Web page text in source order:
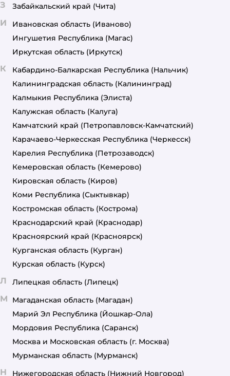
З Забайкальский край (Чита)
И Ивановская область (Иваново)
Ингушетия Республика (Магас)
Иркутская область (Иркутск)
К Кабардино-Балкарская Республика (Нальчик)
Калининградская область (Калининград)
Калмыкия Республика (Элиста)
Калужская область (Калуга)
Камчатский край (Петропавловск-Камчатский)
Карачаево-Черкесская Республика (Черкесск)
Карелия Республика (Петрозаводск)
Кемеровская область (Кемерово)
Кировская область (Киров)
Коми Республика (Сыктывкар)
Костромская область (Кострома)
Краснодарский край (Краснодар)
Красноярский край (Красноярск)
Курганская область (Курган)
Курская область (Курск)
Л Липецкая область (Липецк)
М Магаданская область (Магадан)
Марий Эл Республика (Йошкар-Ола)
Мордовия Республика (Саранск)
Москва и Московская область (г. Москва)
Мурманская область (Мурманск)
Н Нижегородская область (Нижний Новгород)